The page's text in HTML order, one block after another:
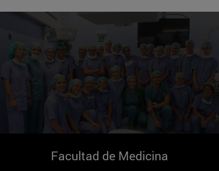
Facultad de Medicina